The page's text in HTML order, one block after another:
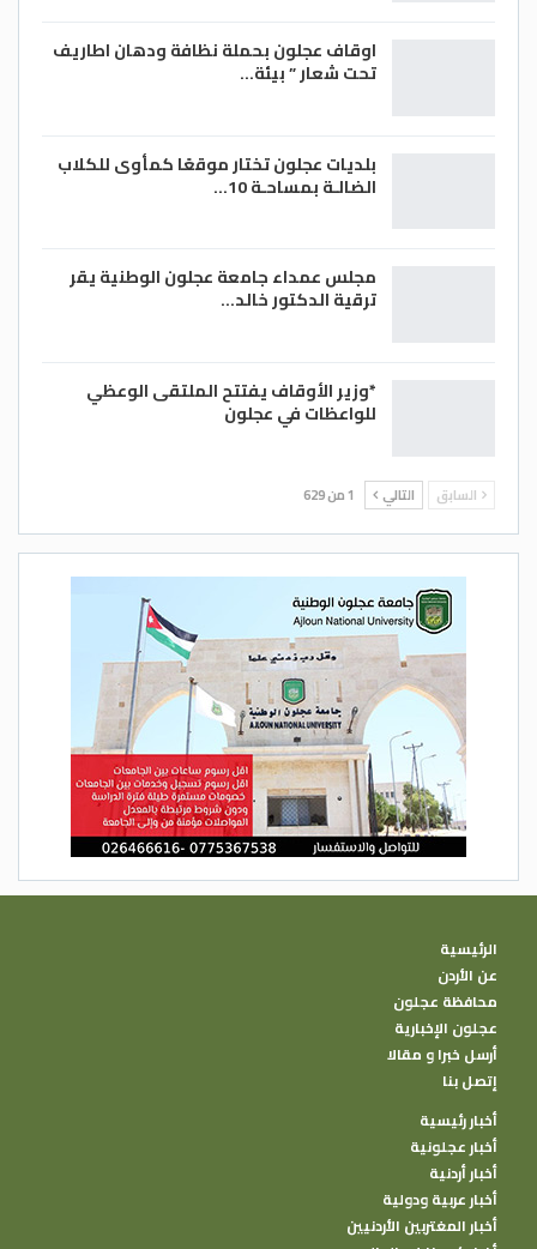
اوقاف عجلون بحملة نظافة ودهان اطاريف
تحت شعار ” بيئة…
بلديات عجلون تختار موقعًا كمأوى للكلاب
الضالـة بمساحـة 10…
مجلس عمداء جامعة عجلون الوطنية يقر
ترقية الدكتور خالد…
*وزير الأوقاف يفتتح الملتقى الوعظي
للواعظات في عجلون
السابق التالي 1 من 629
الرئيسية
عن الأردن
محافظة عجلون
عجلون الإخبارية
أرسل خبرا و مقالا
إتصل بنا
أخبار رئيسية
أخبار عجلونية
أخبار أردنية
أخبار عربية ودولية
أخبار المغتربين الأردنيين